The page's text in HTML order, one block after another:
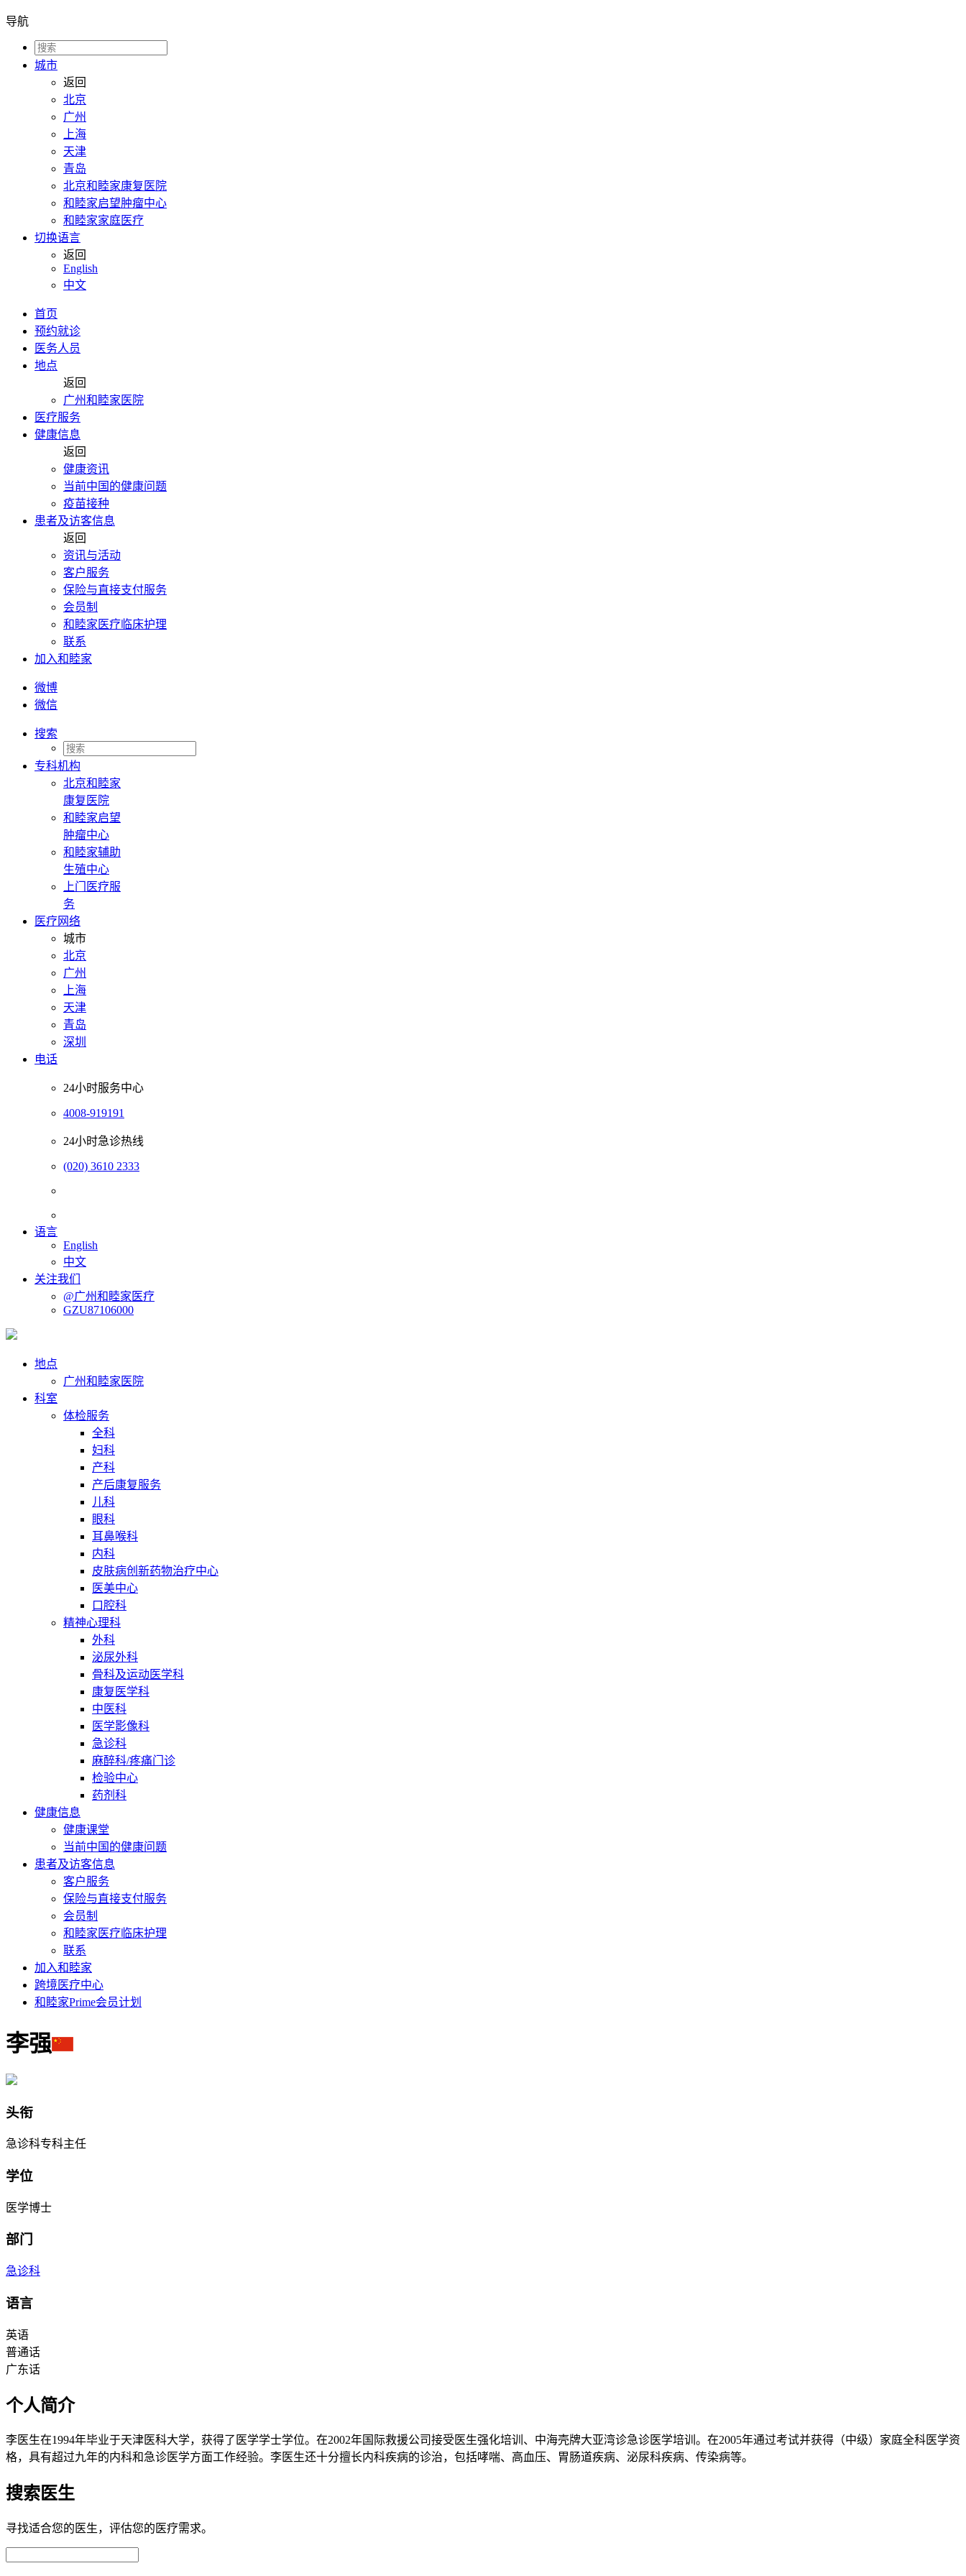
导航
城市
返回
北京
广州
上海
天津
青岛
北京和睦家康复医院
和睦家启望肿瘤中心
和睦家家庭医疗
切换语言
返回
English
中文
首页
预约就诊
医务人员
地点
返回
广州和睦家医院
医疗服务
健康信息
返回
健康资讯
当前中国的健康问题
疫苗接种
患者及访客信息
返回
资讯与活动
客户服务
保险与直接支付服务
会员制
和睦家医疗临床护理
联系
加入和睦家
微博
微信
搜索
专科机构
北京和睦家
康复医院
和睦家启望
肿瘤中心
和睦家辅助
生殖中心
上门医疗服
务
医疗网络
城市
北京
广州
上海
天津
青岛
深圳
电话
24小时服务中心
4008-919191
24小时急诊热线
(020) 3610 2333
语言
English
中文
关注我们
@广州和睦家医疗
GZU87106000
地点
广州和睦家医院
科室
体检服务
全科
妇科
产科
产后康复服务
儿科
眼科
耳鼻喉科
内科
皮肤病创新药物治疗中心
医美中心
口腔科
精神心理科
外科
泌尿外科
骨科及运动医学科
康复医学科
中医科
医学影像科
急诊科
麻醉科/疼痛门诊
检验中心
药剂科
健康信息
健康课堂
当前中国的健康问题
患者及访客信息
客户服务
保险与直接支付服务
会员制
和睦家医疗临床护理
联系
加入和睦家
跨境医疗中心
和睦家Prime会员计划
李强
头衔
急诊科专科主任
学位
医学博士
部门
急诊科
语言
英语
普通话
广东话
个人简介
李医生在1994年毕业于天津医科大学，获得了医学学士学位。在2002年国际救援公司接受医生强化培训、中海壳牌大亚湾诊急诊医学培训。在2005年通过考试并获得（中级）家庭全科医学资
格，具有超过九年的内科和急诊医学方面工作经验。李医生还十分擅长内科疾病的诊治，包括哮喘、高血压、胃肠道疾病、泌尿科疾病、传染病等。
搜索医生
寻找适合您的医生，评估您的医疗需求。